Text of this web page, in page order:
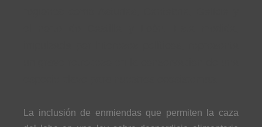
La inclusión de enmiendas que permiten la caza